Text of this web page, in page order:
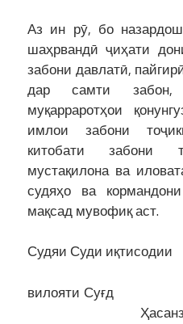
Аз ин рӯ, бо
шаҳрвандӣ ҷиҳати
забони давлатӣ,
дар самти забон,
муқарраротҳои
имлои забони
китобати забони
мустақилона ва
судяҳо ва
мақсад мувофиқ аст.
Судяи Суди иқтисодии
Ҳасанзода